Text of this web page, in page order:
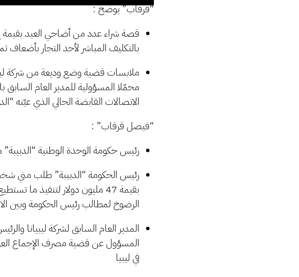
“قرقاب” يوضح :
بالتكليف المباشر لأحد التجار بأضعاف
محمّلا المسؤولية للمدير العام
الاتصالات القابضة الحالي الذي عيّنه
“فيصل قرقاب” :
رئيس حكومة الوحدة الوطنية
رئيس الحكومة “الدبيبة” طلب مني
الرضوخ لمطالب رئيس الحكومة وبين
المدير العام السابق لشركة ليبيانا
في ليبيا